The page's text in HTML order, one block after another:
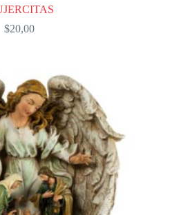
$20,00